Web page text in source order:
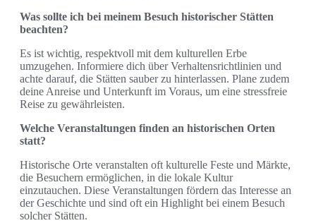
Was sollte ich bei meinem Besuch historischer Stätten
beachten?
Es ist wichtig, respektvoll mit dem kulturellen Erbe
umzugehen. Informiere dich über Verhaltensrichtlinien und
achte darauf, die Stätten sauber zu hinterlassen. Plane zudem
deine Anreise und Unterkunft im Voraus, um eine stressfreie
Reise zu gewährleisten.
Welche Veranstaltungen finden an historischen Orten
statt?
Historische Orte veranstalten oft kulturelle Feste und Märkte,
die Besuchern ermöglichen, in die lokale Kultur
einzutauchen. Diese Veranstaltungen fördern das Interesse an
der Geschichte und sind oft ein Highlight bei einem Besuch
solcher Stätten.